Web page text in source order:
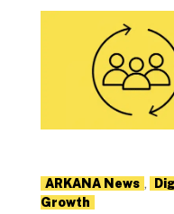
ARKANA News ,
Growth